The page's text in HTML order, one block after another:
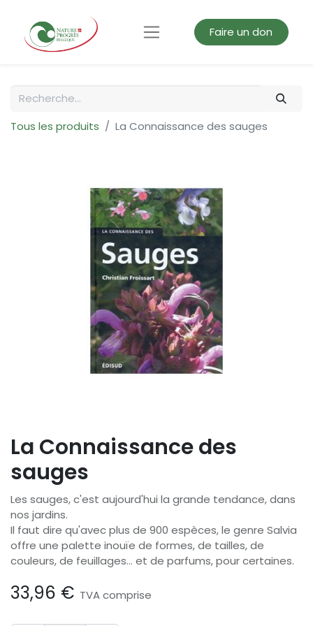
Faire un don
Tous les produits La Connaissance des sauges
La Connaissance des
sauges
Les sauges, c'est aujourd'hui la grande tendance, dans
nos jardins.
Il faut dire qu'avec plus de 900 espèces, le genre Salvia
offre une palette inouïe de formes, de tailles, de
couleurs, de feuillages… et de parfums, pour certaines.
33,96 € TVA comprise